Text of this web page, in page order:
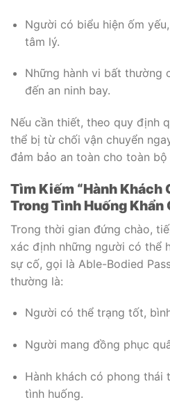
Người có biểu hiện ốm
tâm lý.
Những hành vi bất thường
đến an ninh bay.
Nếu cần thiết, theo quy định
thể bị từ chối vận chuyển
đảm bảo an toàn cho toàn bộ
Tìm Kiếm “Hành Khách
Trong Tình Huống Khẩn
Trong thời gian đứng chào,
xác định những người có thể
sự cố, gọi là Able-Bodied
thường là:
Người có thể trạng tốt,
Người mang đồng phục
Hành khách có phong thái
tình huống.